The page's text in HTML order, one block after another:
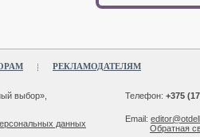
РЕКЛАМОДАТЕЛЯМ
выбор»,
данных
Телефон: +375
Email:
Обратная